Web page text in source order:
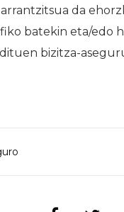
da
batekin eta/edo
bizitza-